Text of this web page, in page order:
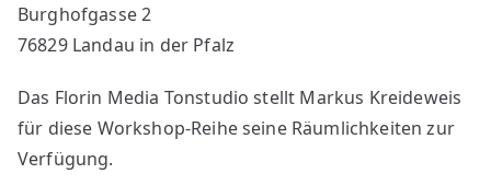
Burghofgasse 2
76829 Landau in der Pfalz
Das Florin Media Tonstudio stellt Markus Kreideweis
für diese Workshop-Reihe seine Räumlichkeiten zur
Verfügung.